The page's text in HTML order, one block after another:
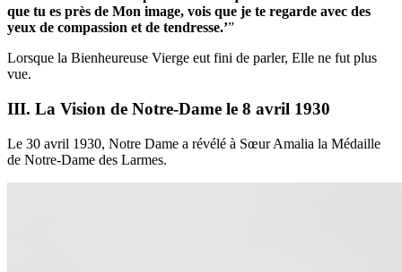
que tu es près de Mon image, vois que je te regarde avec des
yeux de compassion et de tendresse.’”
Lorsque la Bienheureuse Vierge eut fini de parler, Elle ne fut plus
vue.
III. La Vision de Notre-Dame le 8 avril 1930
Le 30 avril 1930, Notre Dame a révélé à Sœur Amalia la Médaille
de Notre-Dame des Larmes.